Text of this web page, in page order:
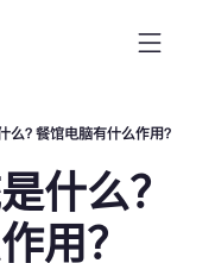
？餐馆电脑有什么作用？
什么？
用？